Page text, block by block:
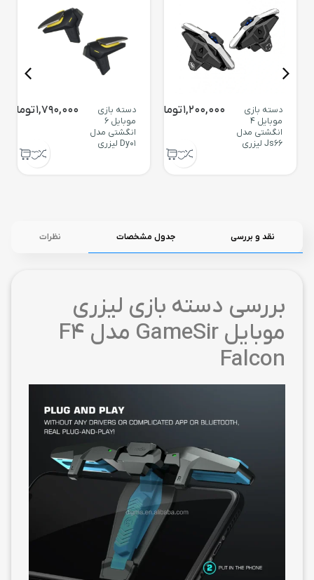
دسته بازی
موبایل 4
انگشتی مدل
Js66 لیزری
1,200,000تومان
دسته بازی
موبایل 6
انگشتی مدل
Dy01 لیزری
1,790,000تومان
نقد و بررسی جدول مشخصات نظرات
بررسی دسته بازی لیزری
موبایل GameSir مدل F4
Falcon